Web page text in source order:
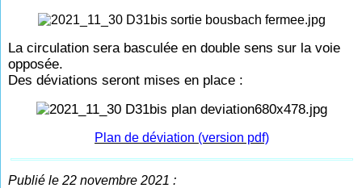
La circulation sera basculée en double sens sur la voie
opposée.
Des déviations seront mises en place :
Plan de déviation (version pdf)
Publié le 22 novembre 2021 :